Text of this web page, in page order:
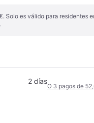
Solo es válido para residentes
.
2 días
O 3 pagos de